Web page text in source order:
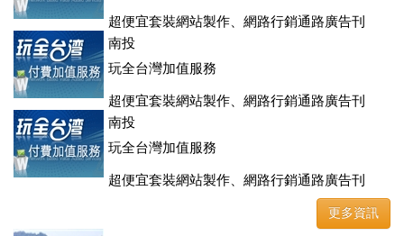
超便宜套裝網站製作、網路行銷通路廣告刊
登、訂房系統、客房委託旅行社銷售，全面優惠中....
南投
玩全台灣加值服務
超便宜套裝網站製作、網路行銷通路廣告刊
登、訂房系統、客房委託旅行社銷售，全面優惠中....
南投
玩全台灣加值服務
超便宜套裝網站製作、網路行銷通路廣告刊
登、訂房系統、客房委託旅行社銷售，全面優惠中....
更多資訊